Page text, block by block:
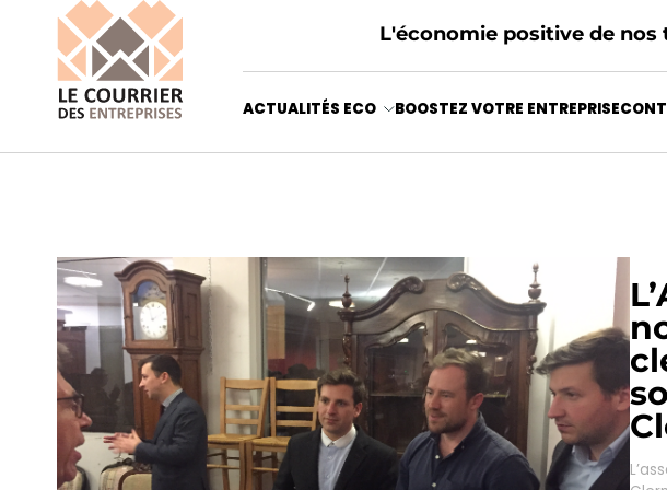
L'économie positive de
ACTUALITÉS ECO BOOSTEZ VOTRE ENTREPRISE